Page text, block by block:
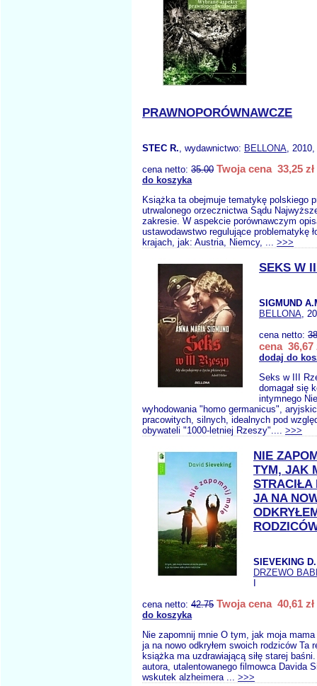
PRAWNOPORÓWNAWCZE
STEC R., wydawnictwo: BELLONA,
cena netto: 35.00 Twoja cena 33,25 zł
do koszyka
Książka ta obejmuje tematykę polskiego
utrwalonego orzecznictwa Sądu
zakresie. W aspekcie porównawczym
ustawodawstwo regulujące problematykę
krajach, jak: Austria, Niemcy, ... >>>
SEKS W
SIGMUND
BELLONA,
cena netto:
cena 36,67
dodaj do
Seks w III
domagał się
intymnego
wyhodowania "homo germanicus",
pracowitych, silnych, idealnych pod
obywateli "1000-letniej Rzeszy".... >>>
NIE
TYM, JAK
STRACIŁA
JA NA
SIEVEKING D.
DRZEWO
cena netto: 42.75 Twoja cena 40,61 zł
do koszyka
Nie zapomnij mnie O tym, jak moja mama
ja na nowo odkryłem swoich rodziców Ta
książka ma uzdrawiającą siłę starej
autora, utalentowanego filmowca Davida
wskutek alzheimera ... >>>